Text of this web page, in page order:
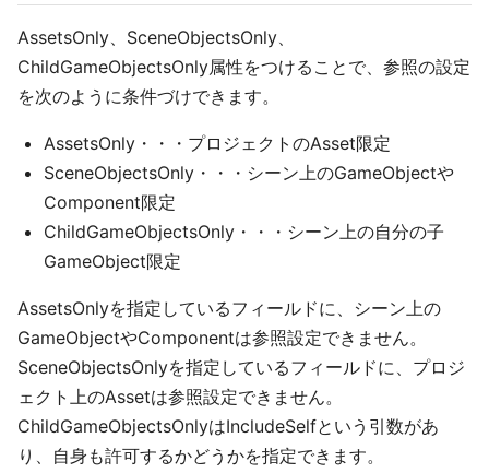
AssetsOnly、SceneObjectsOnly、
ChildGameObjectsOnly属性をつけることで、参照の設定
を次のように条件づけできます。
AssetsOnly・・・プロジェクトのAsset限定
SceneObjectsOnly・・・シーン上のGameObjectや
Component限定
ChildGameObjectsOnly・・・シーン上の自分の子
GameObject限定
AssetsOnlyを指定しているフィールドに、シーン上の
GameObjectやComponentは参照設定できません。
SceneObjectsOnlyを指定しているフィールドに、プロジ
ェクト上のAssetは参照設定できません。
ChildGameObjectsOnlyはIncludeSelfという引数があ
り、自身も許可するかどうかを指定できます。